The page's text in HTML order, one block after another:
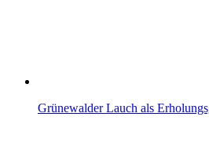
Grünewalder Lauch als